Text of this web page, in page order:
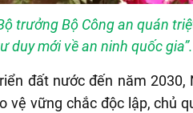
trưởng Bộ Công an quán
duy mới về an ninh quốc gia”.
đất nước đến năm 2030,
vệ vững chắc độc lập, chủ